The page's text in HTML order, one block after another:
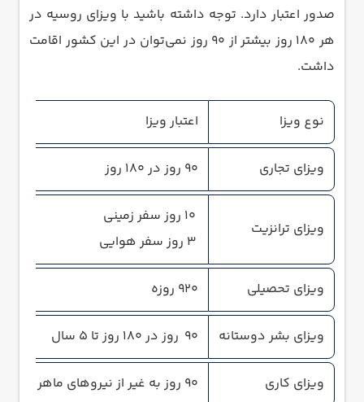
صدور اعتبار دارد. توجه داشته باشید با ویزای روسیه در
هر 180 روز بیشتر از 90 روز نمی‌توان در این کشور اقامت
داشت.
نوع ویزا اعتبار ویزا
ویزای تجاری 90 روز در 180 روز
ویزای ترانزیت
ویزای تحصیلی 920 روزه
ویزای بشر دوستانه 90 روز در 180 روز تا 5 سال
ویزای کاری 90 روز به غیر از نیرو‌های ماهر